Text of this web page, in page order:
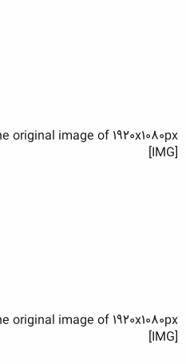
original image of 1920x1080px.
[IMG]
original image of 1920x1080px.
[IMG]